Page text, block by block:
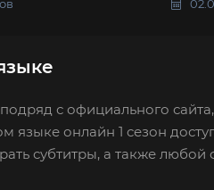
с официального
языке онлайн 1 сезон
субтитры, а также любой